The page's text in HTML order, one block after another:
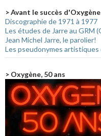
> Avant le succès d'Oxygène
Discographie de 1971 à 1977
Les études de Jarre au GRM
Jean Michel Jarre, le parolier!
Les pseudonymes artistiques
> Oxygène, 50 ans